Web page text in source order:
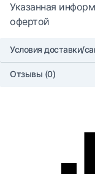
Указанная
офертой
Условия доставки/
Отзывы (0)